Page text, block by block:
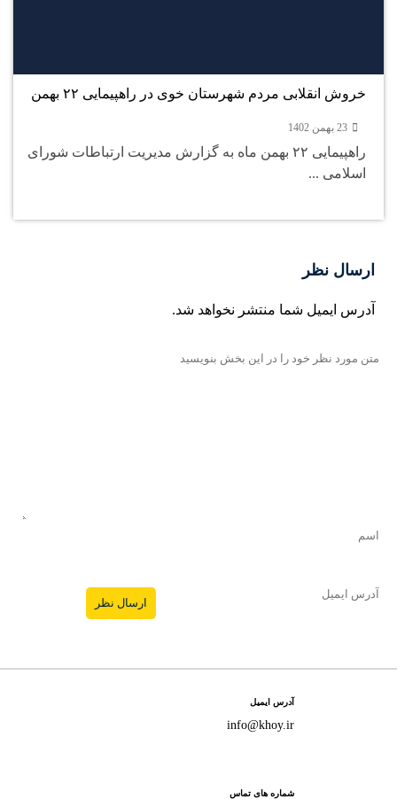
خروش انقلابی مردم شهرستان خوی در راهپیمایی ۲۲ بهمن
23 بهمن 1402
راهپیمایی ۲۲ بهمن ماه به گزارش مدیریت ارتباطات شورای
اسلامی ...
ارسال نظر
آدرس ایمیل شما منتشر نخواهد شد.
آدرس ایمیل
info@khoy.ir
شماره های تماس